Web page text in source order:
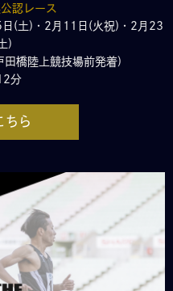
認レース
(土)・2月11日(火祝)・2月23
)
田橋陸上競技場前発着)
分
ちら